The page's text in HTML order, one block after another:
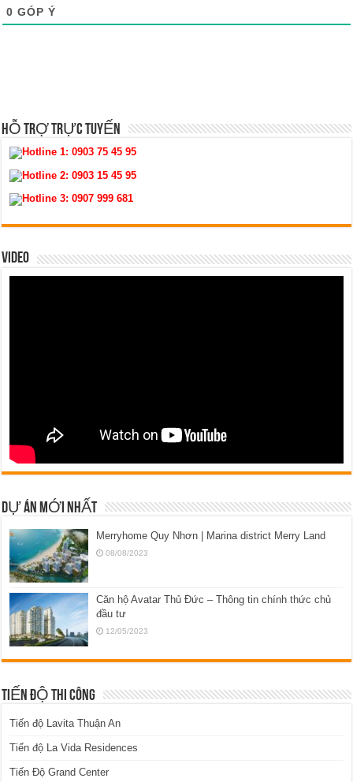
0 GÓP Ý
HỖ TRỢ TRỰC TUYẾN
Hotline 1:0903 75 45 95
Hotline 2:0903 15 45 95
Hotline 3:0907 999 681
VIDEO
DỰ ÁN MỚI NHẤT
Merryhome Quy Nhơn | Marina district Merry Land
08/08/2023
Căn hộ Avatar Thủ Đức – Thông tin chính thức chủ
đầu tư
12/05/2023
TIẾN ĐỘ THI CÔNG
Tiến độ Lavita Thuận An
Tiến độ La Vida Residences
Tiến Độ Grand Center